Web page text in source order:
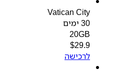
Vatican City
20GB
$29.9
לרכישה